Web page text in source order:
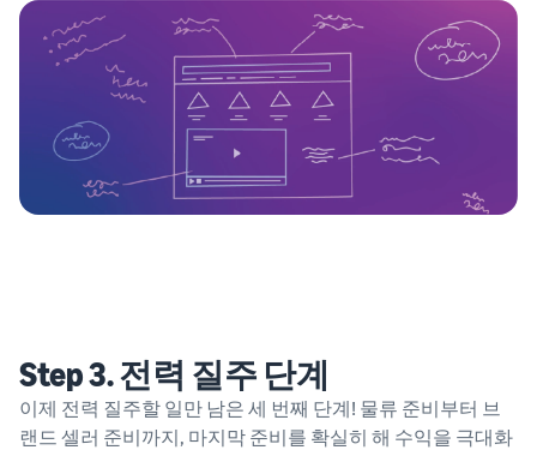
Step 3. 전력 질주 단계
이제 전력 질주할 일만 남은 세 번째 단계! 물류 준비부터 브
랜드 셀러 준비까지, 마지막 준비를 확실히 해 수익을 극대화